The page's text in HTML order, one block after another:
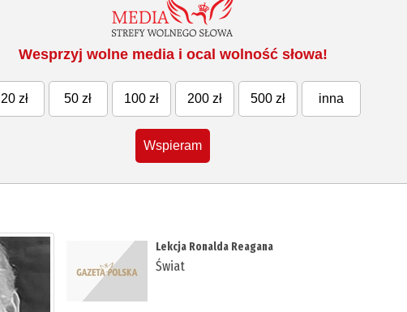
Wesprzyj wolne media i ocal wolność słowa!
20 zł 50 zł 100 zł 200 zł 500 zł inna
Wspieram
Lekcja Ronalda Reagana
Świat